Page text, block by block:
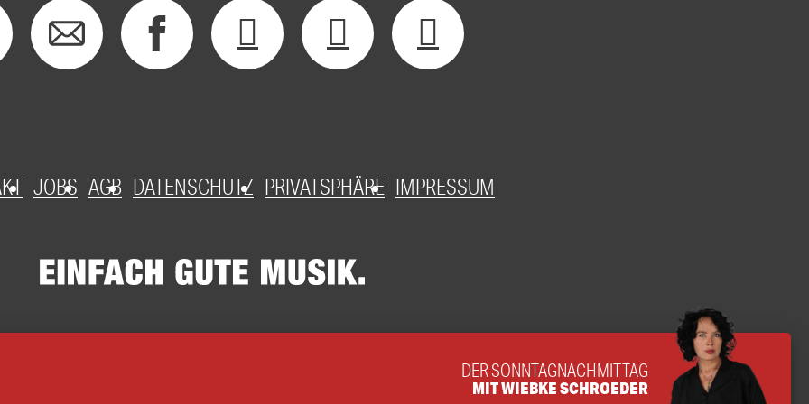
JOBS AGB DATENSCHUTZ PRIVATSPHÄRE IMPRESSUM
DER SONNTAGNACHMITTAG
MIT WIEBKE SCHROEDER